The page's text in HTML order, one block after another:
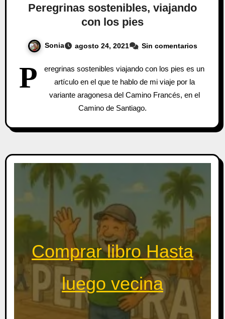
Peregrinas sostenibles, viajando
con los pies
Sonia agosto 24, 2021 Sin comentarios
P
eregrinas sostenibles viajando con los pies es un
artículo en el que te hablo de mi viaje por la
variante aragonesa del Camino Francés, en el
Camino de Santiago.
Comprar libro Hasta
luego vecina